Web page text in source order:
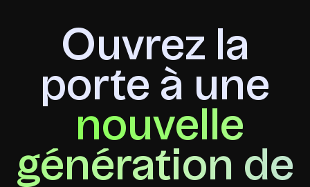
Ouvrez la
porte à une
nouvelle
génération de